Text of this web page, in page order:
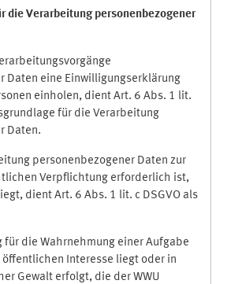
die Verarbeitung personenbezogener
Daten eine Einwilligungserklärung
einholen, dient Art. 6 Abs. 1 lit.
für die Verarbeitung
Daten.
personenbezogener Daten zur
Verpflichtung erforderlich ist,
dient Art. 6 Abs. 1 lit. c DSGVO als
für die Wahrnehmung einer Aufgabe
Interesse liegt oder in
Gewalt erfolgt, die der WWU